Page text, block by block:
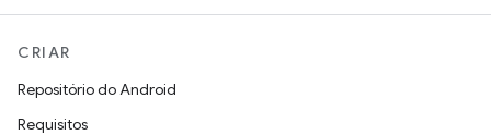
CRIAR
Repositório do Android
Requisitos